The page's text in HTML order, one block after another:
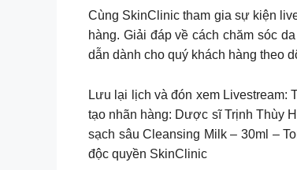
Cùng SkinClinic tham gia sự kiện
hàng. Giải đáp về cách chăm sóc
dẫn dành cho quý khách hàng theo
Lưu lại lịch và đón xem Livestream:
tạo nhãn hàng: Dược sĩ Trịnh Thùy
sạch sâu Cleansing Milk – 30ml –
độc quyền SkinClinic